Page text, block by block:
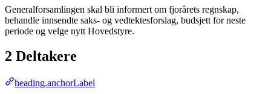
Generalforsamlingen skal bli informert om fjorårets regnskap,
behandle innsendte saks- og vedtektesforslag, budsjett for neste
periode og velge nytt Hovedstyre.
2 Deltakere
heading.anchorLabel